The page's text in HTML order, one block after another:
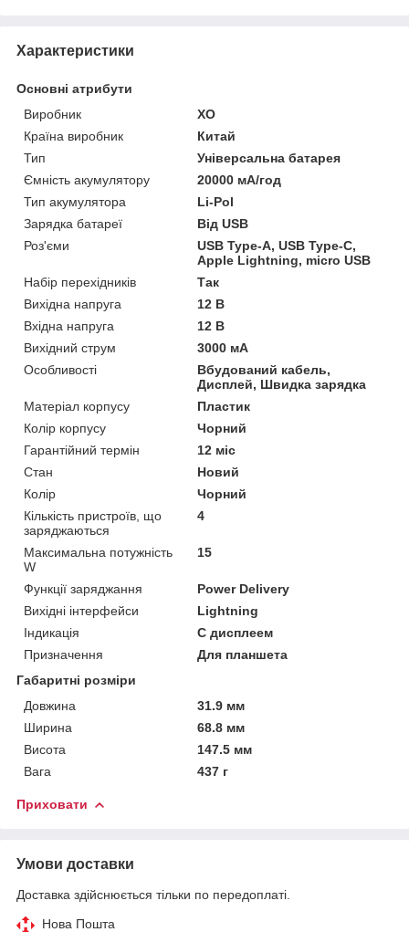
Характеристики
Основні атрибути
Виробник
XO
Країна виробник
Китай
Тип
Універсальна батарея
Ємність акумулятору
20000 мА/год
Тип акумулятора
Li-Pol
Зарядка батареї
Від USB
Роз'єми
USB Type-A, USB Type-C,
Apple Lightning, micro USB
Набір перехідників
Так
Вихідна напруга
12 В
Вхідна напруга
12 В
Вихідний струм
3000 мА
Особливості
Вбудований кабель,
Дисплей, Швидка зарядка
Матеріал корпусу
Пластик
Колір корпусу
Чорний
Гарантійний термін
12 міс
Стан
Новий
Колір
Чорний
Кількість пристроїв, що
заряджаються
4
Максимальна потужність
W
15
Функції заряджання
Power Delivery
Вихідні інтерфейси
Lightning
Індикація
С дисплеем
Призначення
Для планшета
Габаритні розміри
Довжина
31.9 мм
Ширина
68.8 мм
Висота
147.5 мм
Вага
437 г
Приховати
Умови доставки
Доставка здійснюється тільки по передоплаті.
Нова Пошта